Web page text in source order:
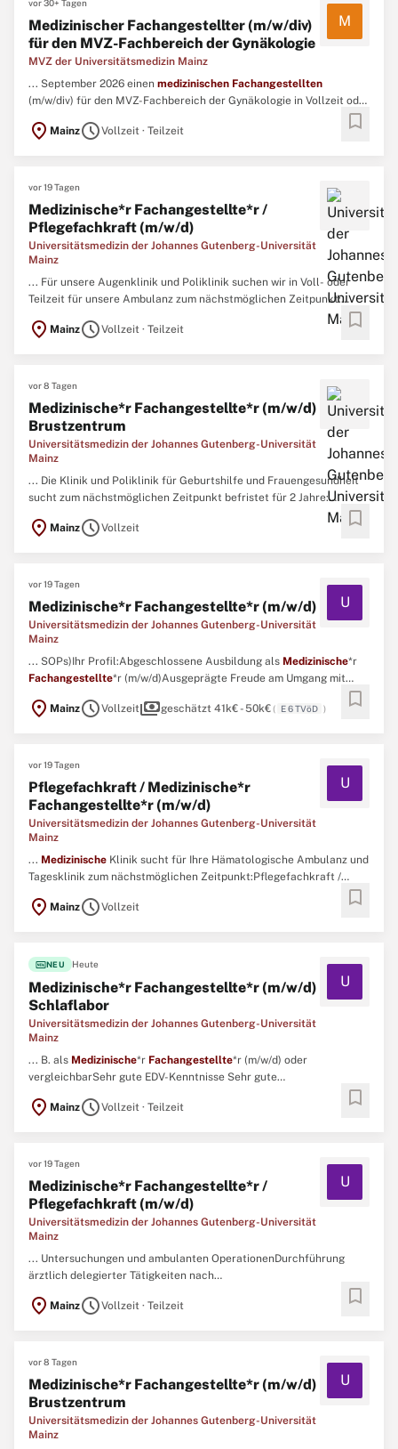
vor 30+ Tagen
Medizinischer Fachangestellter (m/w/div)
für den MVZ-Fachbereich der Gynäkologie
MVZ der Universitätsmedizin Mainz
M
... September 2026 einen medizinischen Fachangestellten
(m/w/div) für den MVZ-Fachbereich der Gynäkologie in Vollzeit oder
location_on MainzscheduleVollzeit · Teilzeit bookmark
vor 19 Tagen
Medizinische*r Fachangestellte*r /
Pflegefachkraft (m/w/d)
Universitätsmedizin der Johannes Gutenberg-Universität
Mainz
... Für unsere Augenklinik und Poliklinik suchen wir in Voll- oder
Teilzeit für unsere Ambulanz zum nächstmöglichen Zeitpunkt:
*r / Pflegefachkraft (m/w/d) Wir
bieten Ihnen:Interessantes Arbeitsfeld mit
location_on MainzscheduleVollzeit · Teilzeit bookmark
vor 8 Tagen
Medizinische*r Fachangestellte*r (m/w/d)
Brustzentrum
Universitätsmedizin der Johannes Gutenberg-Universität
Mainz
... Die Klinik und Poliklinik für Geburtshilfe und Frauengesundheit
sucht zum nächstmöglichen Zeitpunkt befristet für 2 Jahre:
*r (m/w/d) für das Brustzentrum Wir
bieten Ihnen:Strukturierte Einarbeitung in das
location_on MainzscheduleVollzeit bookmark
vor 19 Tagen
Medizinische*r Fachangestellte*r (m/w/d)
Universitätsmedizin der Johannes Gutenberg-Universität
Mainz
U
... SOPs)Ihr Profil:Abgeschlossene Ausbildung als Medizinische*r
Fachangestellte*r (m/w/d)Ausgeprägte Freude am Umgang mit
Menschen und sehr gute KommunikationsfähigkeitenHohes Maß an
Flexibilität, Sorgfalt und Engagement Eigenständiges,
location_on MainzscheduleVollzeitpaymentsgeschätzt 41k€ - 50k€( E 6 TVöD ) bookmark
vor 19 Tagen
Pflegefachkraft / Medizinische*r
Fachangestellte*r (m/w/d)
Universitätsmedizin der Johannes Gutenberg-Universität
Mainz
U
... Medizinische Klinik sucht für Ihre Hämatologische Ambulanz und
Tagesklinik zum nächstmöglichen Zeitpunkt:Pflegefachkraft /
Ihnen:Abwechslungsreiches und spannendes Arbeitsumfeld in einer
location_on MainzscheduleVollzeit bookmark
fiber_newNEU Heute
Medizinische*r Fachangestellte*r (m/w/d)
Schlaflabor
Universitätsmedizin der Johannes Gutenberg-Universität
Mainz
U
... B. als Medizinische*r Fachangestellte*r (m/w/d) oder
vergleichbarSehr gute EDV-Kenntnisse Sehr gute
ArbeitsweiseKontakt:UNIVERSITÄTSMEDIZIN der Johannes
location_on MainzscheduleVollzeit · Teilzeit bookmark
vor 19 Tagen
Medizinische*r Fachangestellte*r /
Pflegefachkraft (m/w/d)
Universitätsmedizin der Johannes Gutenberg-Universität
Mainz
U
... Untersuchungen und ambulanten OperationenDurchführung
ärztlich delegierter Tätigkeiten nach
UnterweisungPraxisorganisation: Telefonie, Terminkoordination,
Akten- und BefundverwaltungBerufsgruppenübergreifende
location_on MainzscheduleVollzeit · Teilzeit bookmark
vor 8 Tagen
Medizinische*r Fachangestellte*r (m/w/d)
Brustzentrum
Universitätsmedizin der Johannes Gutenberg-Universität
Mainz
U